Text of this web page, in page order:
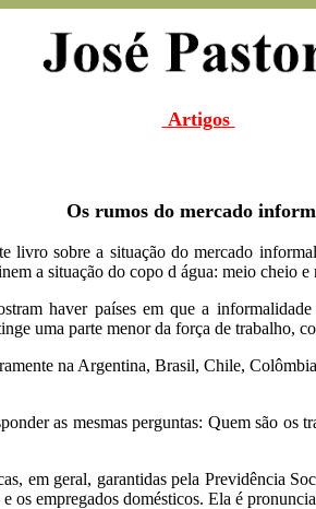
Artigos
Os rumos do mercado
livro sobre a situação do mercado
a situação do copo d água: meio cheio e
haver países em que a
uma parte menor da força de
na Argentina, Brasil, Chile,
as mesmas perguntas: Quem são
em geral, garantidas pela Previdência
os empregados domésticos. Ela é